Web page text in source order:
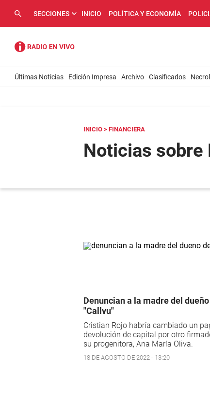
SECCIONES INICIO POLÍTICA Y ECONOMÍA
Últimas Noticias Edición Impresa Archivo Clasificados
INICIO > FINANCIERA
Noticias sobre
Denuncian a la madre del
"Callvu"
Cristian Rojo habría cambiado un
devolución de capital por otro
su progenitora, Ana María Oliva.
18 DE AGOSTO DE 2022 - 13:20